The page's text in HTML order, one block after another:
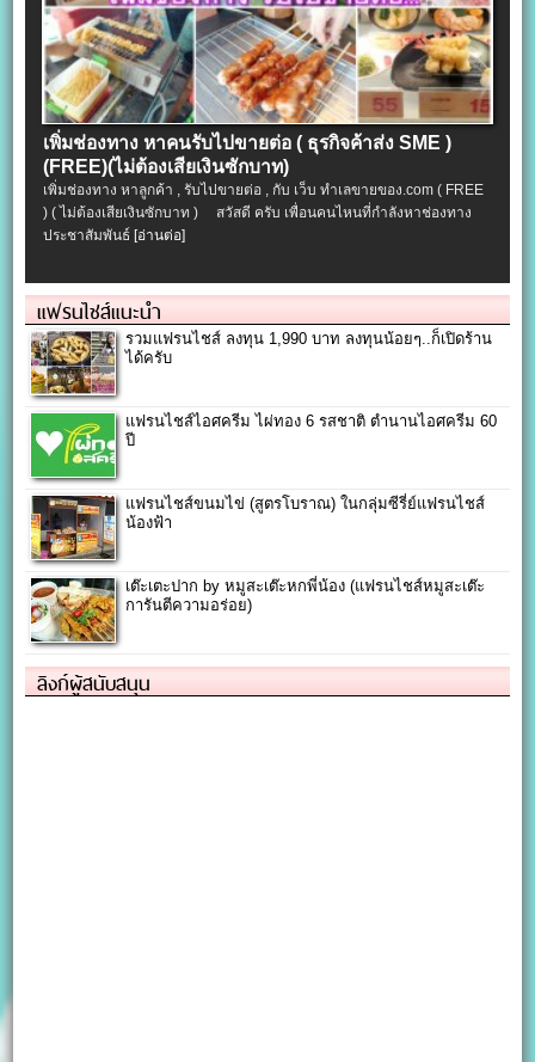
เพิ่มช่องทาง หาคนรับไปขายต่อ ( ธุรกิจค้าส่ง SME )
(FREE)(ไม่ต้องเสียเงินซักบาท)
เพิ่มช่องทาง หาลูกค้า , รับไปขายต่อ , กับ เว็บ ทำเลขายของ.com ( FREE
) ( ไม่ต้องเสียเงินซักบาท ) สวัสดี ครับ เพื่อนคนไหนที่กำลังหาช่องทาง
ประชาสัมพันธ์ [อ่านต่อ]
แฟรนไชส์แนะนำ
รวมแฟรนไชส์ ลงทุน 1,990 บาท ลงทุนน้อยๆ..ก็เปิดร้าน
ได้ครับ
แฟรนไชส์ไอศครีม ไผ่ทอง 6 รสชาติ ตำนานไอศครีม 60
ปี
แฟรนไชส์ขนมไข่ (สูตรโบราณ) ในกลุ่มซีรี่ย์แฟรนไชส์
น้องฟ้า
เต๊ะเตะปาก by หมูสะเต๊ะหกพี่น้อง (แฟรนไชส์หมูสะเต๊ะ
การันตีความอร่อย)
ลิงก์ผู้สนับสนุน